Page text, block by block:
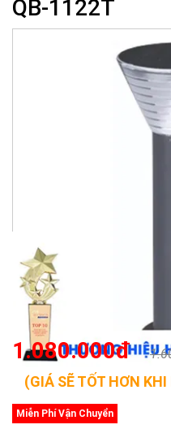
QB-1122T
1.080.000đ
(GIÁ SẼ TỐT HƠN
Miễn Phí Vận Chuyển